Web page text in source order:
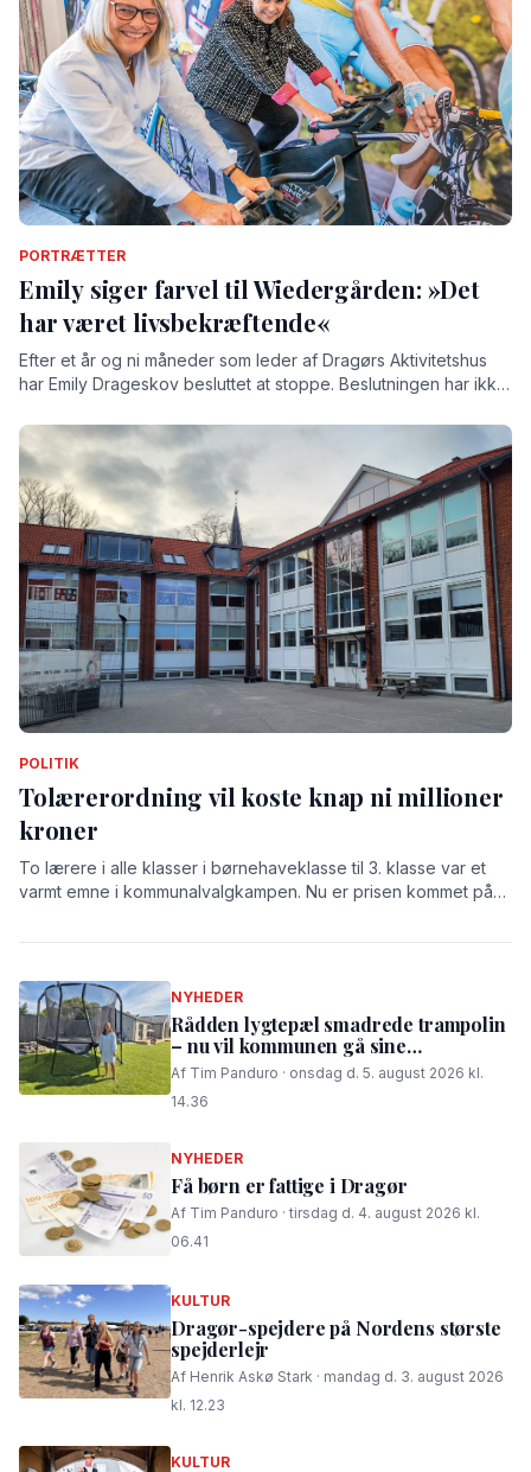
PORTRÆTTER
Emily siger farvel til Wiedergården: »Det
har været livsbekræftende«
Efter et år og ni måneder som leder af Dragørs Aktivitetshus
har Emily Drageskov besluttet at stoppe. Beslutningen har ikke
givet hende både store oplevelser og stærke relationer.
POLITIK
Tolærerordning vil koste knap ni millioner
kroner
To lærere i alle klasser i børnehaveklasse til 3. klasse var et
varmt emne i kommunalvalgkampen. Nu er prisen kommet på
NYHEDER
Rådden lygtepæl smadrede trampolin
– nu vil kommunen gå sine
procedurer efter
Af Tim Panduro · onsdag d. 5. august 2026 kl.
14.36
NYHEDER
Få børn er fattige i Dragør
Af Tim Panduro · tirsdag d. 4. august 2026 kl.
06.41
KULTUR
Dragør-spejdere på Nordens største
spejderlejr
Af Henrik Askø Stark · mandag d. 3. august 2026
kl. 12.23
KULTUR